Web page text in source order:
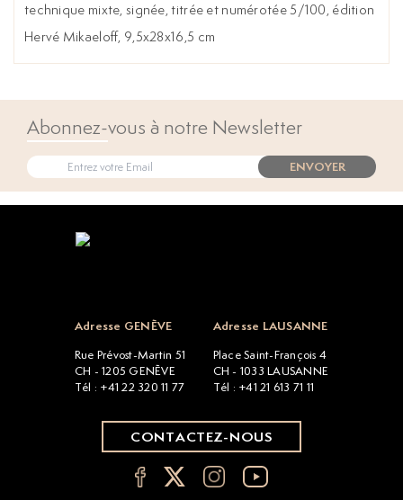
technique mixte, signée, titrée et numérotée 5/100, édition
Hervé Mikaeloff, 9,5x28x16,5 cm
Abonnez-vous à notre Newsletter
ENVOYER
Adresse GENÈVE
Rue Prévost-Martin 51
CH - 1205 GENÈVE
Tél : +41 22 320 11 77
Adresse LAUSANNE
Place Saint-François 4
CH - 1033 LAUSANNE
Tél : +41 21 613 71 11
CONTACTEZ-NOUS